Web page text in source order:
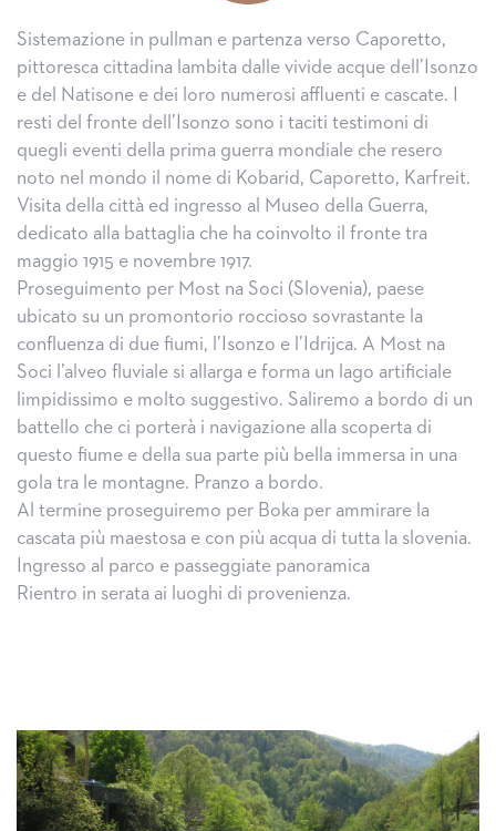
Sistemazione in pullman e partenza verso Caporetto,
pittoresca cittadina lambita dalle vivide acque dell’Isonzo
e del Natisone e dei loro numerosi affluenti e cascate. I
resti del fronte dell’Isonzo sono i taciti testimoni di
quegli eventi della prima guerra mondiale che resero
noto nel mondo il nome di Kobarid, Caporetto, Karfreit.
Visita della città ed ingresso al Museo della Guerra,
dedicato alla battaglia che ha coinvolto il fronte tra
maggio 1915 e novembre 1917.
Proseguimento per Most na Soci (Slovenia), paese
ubicato su un promontorio roccioso sovrastante la
confluenza di due fiumi, l’Isonzo e l’Idrijca. A Most na
Soci l’alveo fluviale si allarga e forma un lago artificiale
limpidissimo e molto suggestivo. Saliremo a bordo di un
battello che ci porterà i navigazione alla scoperta di
questo fiume e della sua parte più bella immersa in una
gola tra le montagne. Pranzo a bordo.
Al termine proseguiremo per Boka per ammirare la
cascata più maestosa e con più acqua di tutta la slovenia.
Ingresso al parco e passeggiate panoramica
Rientro in serata ai luoghi di provenienza.